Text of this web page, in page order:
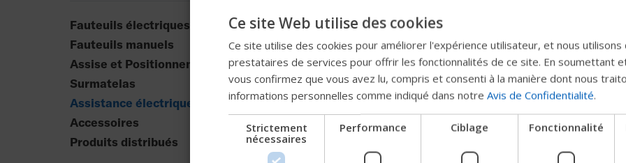
Fauteuils électriques
Fauteuils manuels
Assise et Positionnement
Surmatelas
Assistance électrique
Accessoires
Produits distribués
SmartDrive SwitchControl
nouveau
Permobil
Nous testons un moyen
les produits, d'obtenir des
l'entreprise et de trouver
Ce site Web utilise des cookies
Ce site utilise des cookies pour améliorer l'expérience utilisateur, et nous
prestataires de services pour offrir les fonctionnalités de ce site. En soumettant
vous confirmez que vous avez lu, compris et consenti à la manière dont nous
informations personnelles comme indiqué dans notre Avis de Confidentialité.
Strictement
nécessaires
Performance Ciblage Fonctionnalité